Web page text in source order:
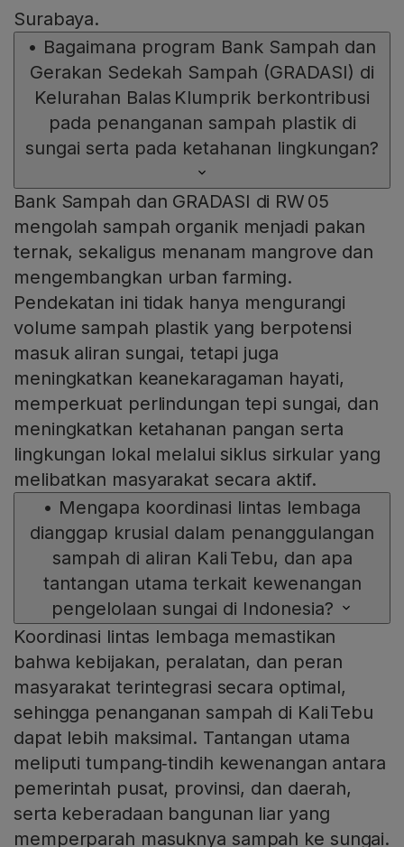
Surabaya.
• Bagaimana program Bank Sampah dan
Gerakan Sedekah Sampah (GRADASI) di
Kelurahan Balas Klumprik berkontribusi
pada penanganan sampah plastik di
sungai serta pada ketahanan lingkungan?
Bank Sampah dan GRADASI di RW 05
mengolah sampah organik menjadi pakan
ternak, sekaligus menanam mangrove dan
mengembangkan urban farming.
Pendekatan ini tidak hanya mengurangi
volume sampah plastik yang berpotensi
masuk aliran sungai, tetapi juga
meningkatkan keanekaragaman hayati,
memperkuat perlindungan tepi sungai, dan
meningkatkan ketahanan pangan serta
lingkungan lokal melalui siklus sirkular yang
melibatkan masyarakat secara aktif.
• Mengapa koordinasi lintas lembaga
dianggap krusial dalam penanggulangan
sampah di aliran Kali Tebu, dan apa
tantangan utama terkait kewenangan
pengelolaan sungai di Indonesia?
Koordinasi lintas lembaga memastikan
bahwa kebijakan, peralatan, dan peran
masyarakat terintegrasi secara optimal,
sehingga penanganan sampah di Kali Tebu
dapat lebih maksimal. Tantangan utama
meliputi tumpang‑tindih kewenangan antara
pemerintah pusat, provinsi, dan daerah,
serta keberadaan bangunan liar yang
memperparah masuknya sampah ke sungai.